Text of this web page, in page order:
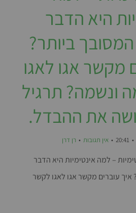
היא הדבר
ביותר?
מקשר אגו לאגו
ונשמה? תרגיל
את ההבדל.
20:41 אין תגובות רן דרן
– למה אינטימיות היא הדבר
עוברים מקשר אגו לאגו לקשר